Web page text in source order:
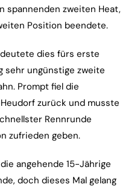
spannenden zweiten Heat,
Position beendete.
dies fürs erste
sehr ungünstige zweite
Prompt fiel die
zurück und musste
Rennrunde
zufrieden geben.
angehende 15-Jährige
doch dieses Mal gelang